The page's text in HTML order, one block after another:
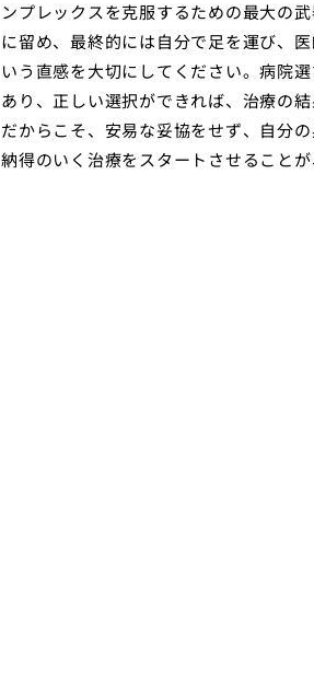
ンプレックスを克服するための最大の
に留め、最終的には自分で足を運び、
いう直感を大切にしてください。病院
あり、正しい選択ができれば、治療の
だからこそ、安易な妥協をせず、自分
納得のいく治療をスタートさせること